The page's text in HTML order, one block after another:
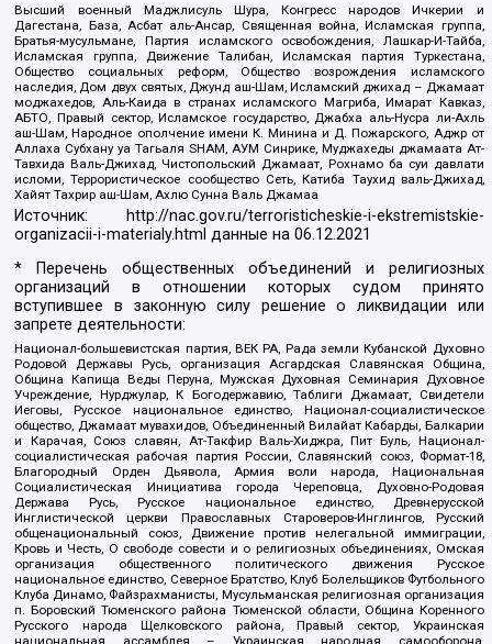
Высший военный Маджлисуль Шура, Конгресс народов Ичкерии и
Дагестана, База, Асбат аль-Ансар, Священная война, Исламская группа,
Братья-мусульмане, Партия исламского освобождения, Лашкар-И-Тайба,
Исламская группа, Движение Талибан, Исламская партия Туркестана,
Общество социальных реформ, Общество возрождения исламского
наследия, Дом двух святых, Джунд аш-Шам, Исламский джихад – Джамаат
моджахедов, Аль-Каида в странах исламского Магриба, Имарат Кавказ,
АБТО, Правый сектор, Исламское государство, Джабха аль-Нусра ли-Ахль
аш-Шам, Народное ополчение имени К. Минина и Д. Пожарского, Аджр от
Аллаха Субхану уа Тагьаля SHAM, АУМ Синрике, Муджахеды джамаата Ат-
Тавхида Валь-Джихад, Чистопольский Джамаат, Рохнамо ба суи давлати
исломи, Террористическое сообщество Сеть, Катиба Таухид валь-Джихад,
Хайят Тахрир аш-Шам, Ахлю Сунна Валь Джамаа
Источник:
http://nac.gov.ru/terroristicheskie-i-ekstremistskie-
organizacii-i-materialy.html данные на06.12.2021
* Перечень общественных объединений и религиозных
организаций в отношении которых судом принято
вступившее в законную силу решение о ликвидации или
запрете деятельности:
Национал-большевистская партия, ВЕК РА, Рада земли Кубанской Духовно
Родовой Державы Русь, организация Асгардская Славянская Община,
Община Капища Веды Перуна, Мужская Духовная Семинария Духовное
Учреждение, Нурджулар, К Богодержавию, Таблиги Джамаат, Свидетели
Иеговы, Русское национальное единство, Национал-социалистическое
общество, Джамаат мувахидов, Объединенный Вилайат Кабарды, Балкарии
и Карачая, Союз славян, Ат-Такфир Валь-Хиджра, Пит Буль, Национал-
социалистическая рабочая партия России, Славянский союз, Формат-18,
Благородный Орден Дьявола, Армия воли народа, Национальная
Социалистическая Инициатива города Череповца, Духовно-Родовая
Держава Русь, Русское национальное единство, Древнерусской
Инглистической церкви Православных Староверов-Инглингов, Русский
общенациональный союз, Движение против нелегальной иммиграции,
Кровь и Честь, О свободе совести и о религиозных объединениях, Омская
организация общественного политического движения Русское
национальное единство, Северное Братство, Клуб Болельщиков Футбольного
Клуба Динамо, Файзрахманисты, Мусульманская религиозная организация
п. Боровский Тюменского района Тюменской области, Община Коренного
Русского народа Щелковского района, Правый сектор, Украинская
национальная ассамблея – Украинская народная самооборона,